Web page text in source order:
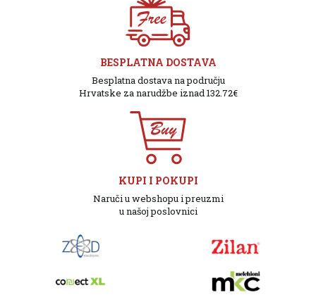
BESPLATNA DOSTAVA
Besplatna dostava na području
Hrvatske za narudžbe iznad 132.72€
KUPI I POKUPI
Naruči u webshopu i preuzmi
u našoj poslovnici